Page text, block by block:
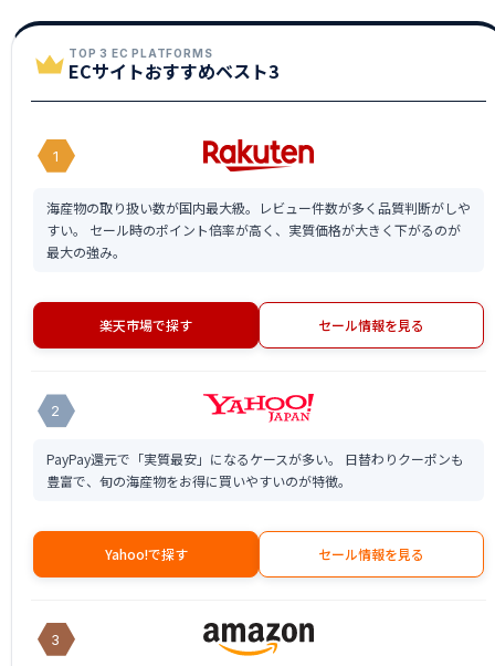
TOP 3 EC PLATFORMS
ECサイトおすすめベスト3
1
海産物の取り扱い数が国内最大級。レビュー件数が多く品質判断がしや
すい。 セール時のポイント倍率が高く、実質価格が大きく下がるのが
最大の強み。
楽天市場で探す セール情報を見る
2
PayPay還元で「実質最安」になるケースが多い。 日替わりクーポンも
豊富で、旬の海産物をお得に買いやすいのが特徴。
Yahoo!で探す セール情報を見る
3